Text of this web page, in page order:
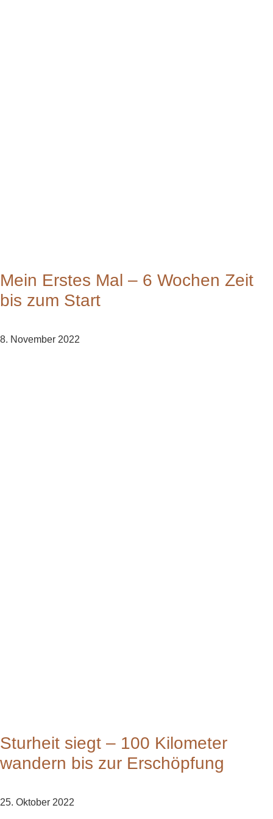
Mein Erstes Mal – 6 Wochen Zeit
bis zum Start
8. November 2022
Sturheit siegt – 100 Kilometer
wandern bis zur Erschöpfung
25. Oktober 2022